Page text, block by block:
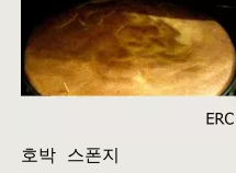
호박 스폰지